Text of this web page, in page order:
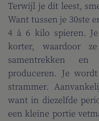
Terwijl je dit leest,
Want tussen je 30ste
4 à 6 kilo spieren.
korter, waardoor
samentrekken
produceren. Je
strammer.
want in diezelfde
een kleine portie